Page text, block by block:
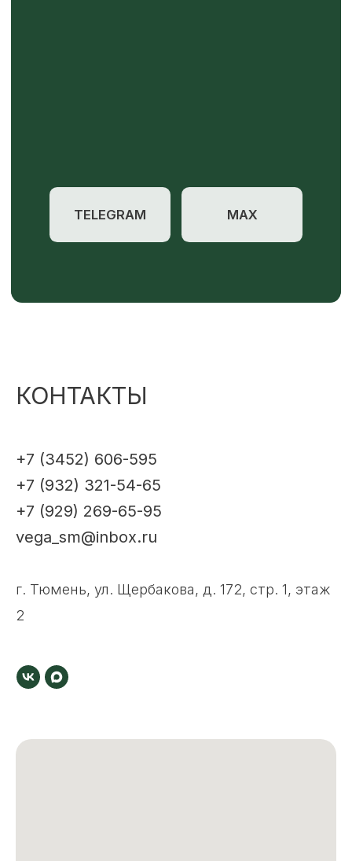
КОНТАКТЫ
+7 (3452) 606-595
+7 (932) 321-54-65
+7 (929) 269-65-95
vega_sm@inbox.ru
г. Тюмень, ул. Щербакова, д. 172, стр. 1, этаж
2